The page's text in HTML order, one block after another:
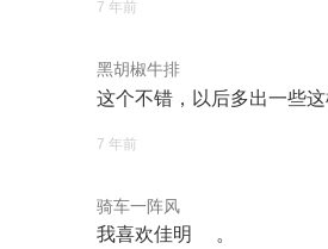
7 年前
黑胡椒牛排
这个不错，以后多出一些
7 年前
骑车一阵风
我喜欢佳明 。